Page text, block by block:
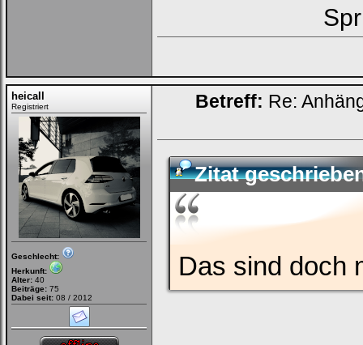
heicall
Registriert
Geschlecht:
Herkunft:
Alter: 40
Beiträge: 75
Dabei seit: 08 / 2012
Betreff: Re:
Zitat
Das sind doch